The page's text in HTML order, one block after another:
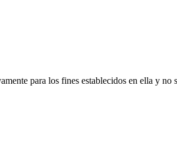
para los fines establecidos en ella y